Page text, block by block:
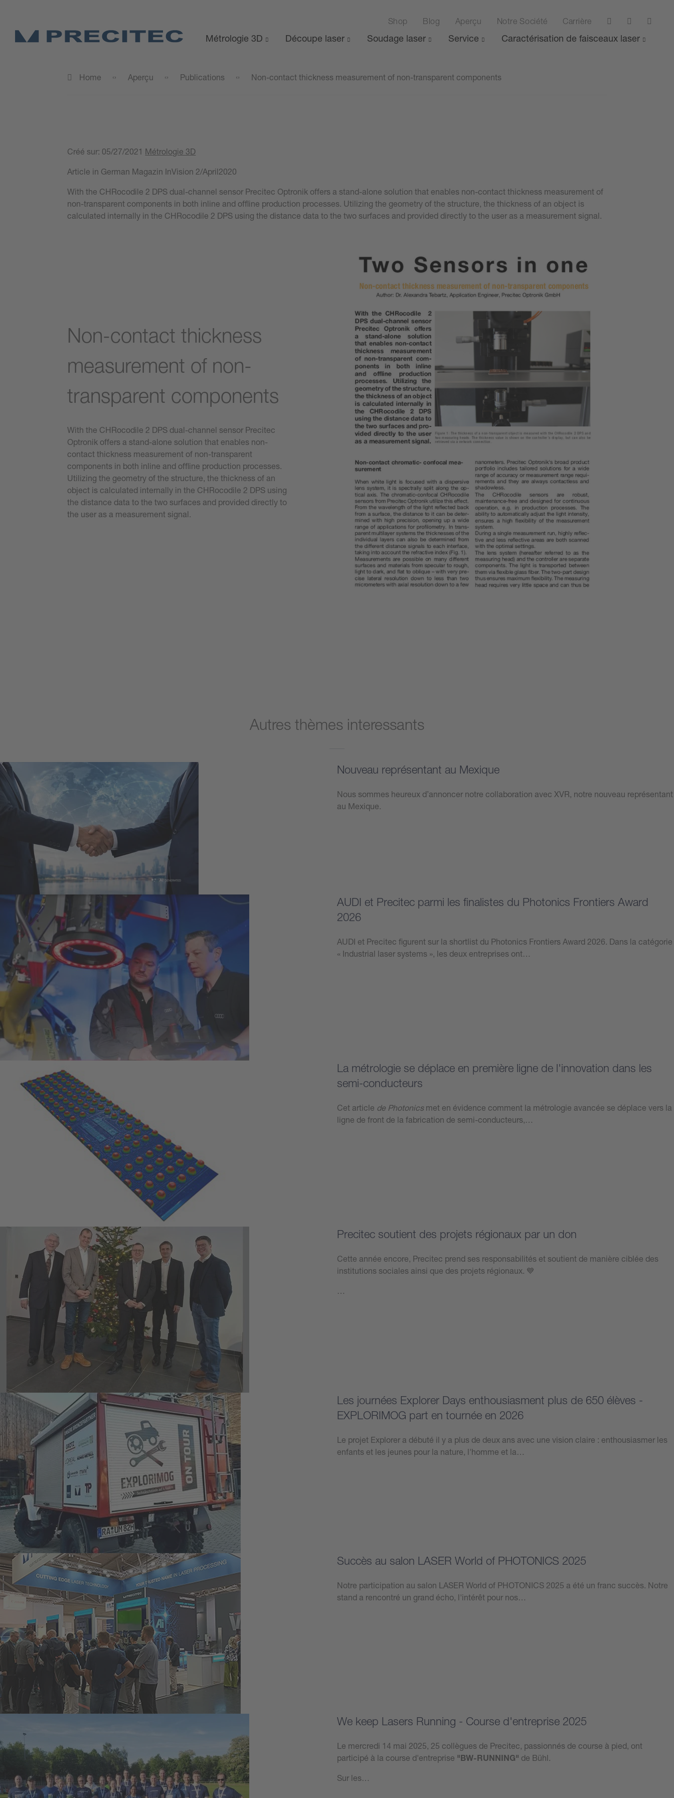
Shop Blog Aperçu Notre Société Carrière
Métrologie 3D Découpe laser Soudage laser Service Caractérisation de faisceaux laser
Home Aperçu Publications Non-contact thickness measurement of non-transparent components
Créé sur: 05/27/2021 Métrologie 3D
Article in German Magazin InVision 2/April2020
With the CHRocodile 2 DPS dual-channel sensor Precitec Optronik offers a stand-alone solution that enables non-contact thickness measurement of
non-transparent components in both inline and offline production processes. Utilizing the geometry of the structure, the thickness of an object is
calculated internally in the CHRocodile 2 DPS using the distance data to the two surfaces and provided directly to the user as a measurement signal.
Non-contact thickness
measurement of non-
transparent components
With the CHRocodile 2 DPS dual-channel sensor Precitec
Optronik offers a stand-alone solution that enables non-
contact thickness measurement of non-transparent
components in both inline and offline production processes.
Utilizing the geometry of the structure, the thickness of an
object is calculated internally in the CHRocodile 2 DPS using
the distance data to the two surfaces and provided directly to
the user as a measurement signal.
Autres thèmes interessants
Nouveau représentant au Mexique
Nous sommes heureux d’annoncer notre collaboration avec XVR, notre nouveau représentant
au Mexique.
AUDI et Precitec parmi les finalistes du Photonics Frontiers Award
2026
AUDI et Precitec figurent sur la shortlist du Photonics Frontiers Award 2026. Dans la catégorie
« Industrial laser systems », les deux entreprises ont…
La métrologie se déplace en première ligne de l'innovation dans les
semi-conducteurs
Cet article de Photonicsmet en évidence comment la métrologie avancée se déplace vers la
ligne de front de la fabrication de semi-conducteurs,…
Precitec soutient des projets régionaux par un don
Cette année encore, Precitec prend ses responsabilités et soutient de manière ciblée des
institutions sociales ainsi que des projets régionaux. 💙
…
Les journées Explorer Days enthousiasment plus de 650 élèves -
EXPLORIMOG part en tournée en 2026
Le projet Explorer a débuté il y a plus de deux ans avec une vision claire : enthousiasmer les
enfants et les jeunes pour la nature, l'homme et la…
Succès au salon LASER World of PHOTONICS 2025
Notre participation au salon LASER World of PHOTONICS 2025 a été un franc succès. Notre
stand a rencontré un grand écho, l'intérêt pour nos…
We keep Lasers Running - Course d'entreprise 2025
Le mercredi 14 mai 2025, 25 collègues de Precitec, passionnés de course à pied, ont
participé à la course d'entreprise "BW-RUNNING" de Bühl.
Sur les…